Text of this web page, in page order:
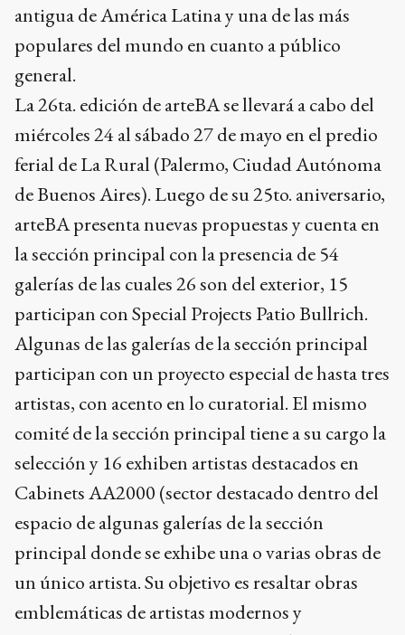
antigua de América Latina y una de las más
populares del mundo en cuanto a público
general.
La 26ta. edición de arteBA se llevará a cabo del
miércoles 24 al sábado 27 de mayo en el predio
ferial de La Rural (Palermo, Ciudad Autónoma
de Buenos Aires). Luego de su 25to. aniversario,
arteBA presenta nuevas propuestas y cuenta en
la sección principal con la presencia de 54
galerías de las cuales 26 son del exterior, 15
participan con Special Projects Patio Bullrich.
Algunas de las galerías de la sección principal
participan con un proyecto especial de hasta tres
artistas, con acento en lo curatorial. El mismo
comité de la sección principal tiene a su cargo la
selección y 16 exhiben artistas destacados en
Cabinets AA2000 (sector destacado dentro del
espacio de algunas galerías de la sección
principal donde se exhibe una o varias obras de
un único artista. Su objetivo es resaltar obras
emblemáticas de artistas modernos y